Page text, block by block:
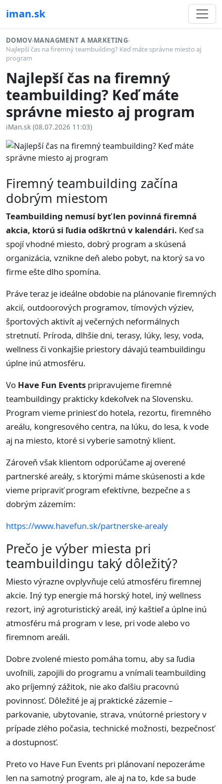
iman.sk
DOMOV›MANAGMENT A MARKETING›
Najlepší čas na firemný teambuilding? Keď máte správne miesto aj
program
Najlepší čas na firemný
teambuilding? Keď máte
správne miesto aj program
iMan.sk (08.07.2026 11:03)
Firemný teambuilding začína
dobrým miestom
Teambuilding nemusí byť len povinná firemná
akcia, ktorú si ľudia odškrtnú v kalendári. Keď sa
spojí vhodné miesto, dobrý program a skúsená
organizácia, vznikne deň alebo pobyt, na ktorý sa vo
firme ešte dlho spomína.
Práve teraz je ideálne obdobie na plánovanie firemných
akcií, outdoorových programov, tímových výziev,
športových aktivít aj večerných neformálnych
stretnutí. Príroda, dlhšie dni, terasy, lúky, lesy, voda,
wellness či vonkajšie priestory dávajú teambuildingu
úplne inú atmosféru.
Vo Have Fun Events pripravujeme firemné
teambuildingy prakticky kdekoľvek na Slovensku.
Program vieme priniesť do hotela, rezortu, firemného
areálu, kongresového centra, na lúku, do lesa, k vode
aj na miesto, ktoré si vyberie samotný klient.
Zároveň však klientom odporúčame aj overené
partnerské areály, s ktorými máme skúsenosti a kde
vieme pripraviť program efektívne, bezpečne a s
dobrým zázemím:
https://www.havefun.sk/partnerske-arealy
Prečo je výber miesta pri
teambuildingu taký dôležitý?
Miesto výrazne ovplyvňuje celú atmosféru firemnej
akcie. Iný typ energie má horský hotel, iný wellness
rezort, iný agroturistický areál, iný kaštieľ a úplne inú
atmosféru má program v lese, pri vode alebo vo
firemnom areáli.
Dobre zvolené miesto pomáha tomu, aby sa ľudia
uvoľnili, zapojili do programu a vnímali teambuilding
ako príjemný zážitok, nie ako ďalšiu pracovnú
povinnosť. Dôležité je aj praktické zázemie –
parkovanie, ubytovanie, strava, vnútorné priestory v
prípade zlého počasia, technické možnosti, bezpečnosť
a dostupnosť.
Preto vo Have Fun Events pri plánovaní nepozeráme
len na samotný program, ale aj na to, kde sa bude